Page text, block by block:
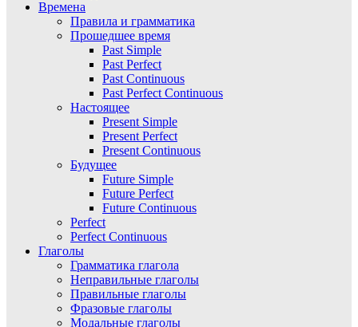
Времена
Правила и грамматика
Прошедшее время
Past Simple
Past Perfect
Past Continuous
Past Perfect Continuous
Настоящее
Present Simple
Present Perfect
Present Continuous
Будущее
Future Simple
Future Perfect
Future Continuous
Perfect
Perfect Continuous
Глаголы
Грамматика глагола
Неправильные глаголы
Правильные глаголы
Фразовые глаголы
Модальные глаголы